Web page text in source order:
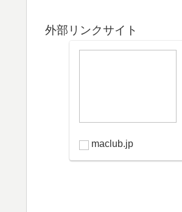
外部リンクサイト
maclub.jp